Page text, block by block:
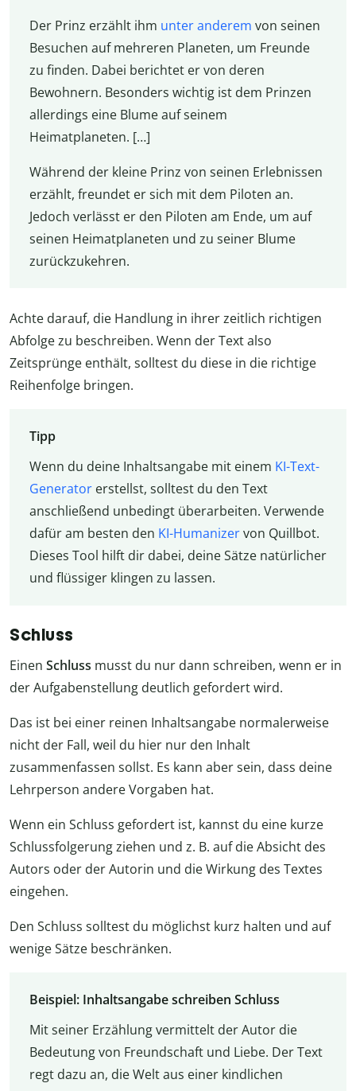
Der Prinz erzählt ihm unter anderem von seinen
Besuchen auf mehreren Planeten, um Freunde
zu finden. Dabei berichtet er von deren
Bewohnern. Besonders wichtig ist dem Prinzen
allerdings eine Blume auf seinem
Heimatplaneten. […]
Während der kleine Prinz von seinen Erlebnissen
erzählt, freundet er sich mit dem Piloten an.
Jedoch verlässt er den Piloten am Ende, um auf
seinen Heimatplaneten und zu seiner Blume
zurückzukehren.
Achte darauf, die Handlung in ihrer zeitlich richtigen
Abfolge zu beschreiben. Wenn der Text also
Zeitsprünge enthält, solltest du diese in die richtige
Reihenfolge bringen.
Tipp
Wenn du deine Inhaltsangabe mit einem KI-Text-
Generatorerstellst, solltest du den Text
anschließend unbedingt überarbeiten. Verwende
dafür am besten den KI-Humanizervon Quillbot.
Dieses Tool hilft dir dabei, deine Sätze natürlicher
und flüssiger klingen zu lassen.
Schluss
Einen Schluss musst du nur dann schreiben, wenn er in
der Aufgabenstellung deutlich gefordert wird.
Das ist bei einer reinen Inhaltsangabe normalerweise
nicht der Fall, weil du hier nur den Inhalt
zusammenfassen sollst. Es kann aber sein, dass deine
Lehrperson andere Vorgaben hat.
Wenn ein Schluss gefordert ist, kannst du eine kurze
Schlussfolgerung ziehen und z. B. auf die Absicht des
Autors oder der Autorin und die Wirkung des Textes
eingehen.
Den Schluss solltest du möglichst kurz halten und auf
wenige Sätze beschränken.
Beispiel: Inhaltsangabe schreiben Schluss
Mit seiner Erzählung vermittelt der Autor die
Bedeutung von Freundschaft und Liebe. Der Text
regt dazu an, die Welt aus einer kindlichen